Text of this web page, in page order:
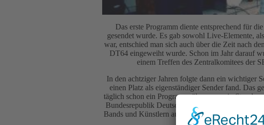
Das erste Programm diente entsprechend für
gesendet wurde. Es gab sowohl Live-Elemente,
war, entschied man sich auch über die Zeit nach
DT64 eingeweiht wurde. Schon im Jahr darauf
einem Treffen des Zentralkomitees der
In den achtziger Jahren folgte dann ein wichtiger
einen Platz als eigenständiger Sender fand. Das
täglich schon ein Programm über zwanzig
Bundesrepublik Deutschland, den USA und auch
Bands und Künstlern aus der DDR, auch wenn